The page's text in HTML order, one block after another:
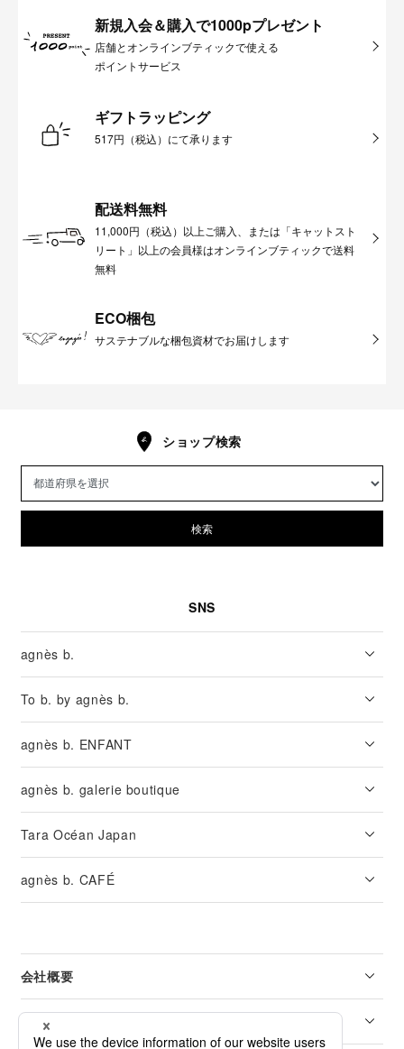
新規入会＆購入で1000pプレゼント
店舗とオンラインブティックで使える
ポイントサービス
ギフトラッピング
517円（税込）にて承ります
配送料無料
11,000円（税込）以上ご購入、または「キャットスト
リート」以上の会員様はオンラインブティックで送料
無料
ECO梱包
サステナブルな梱包資材でお届けします
ショップ検索
検索
SNS
agnès b.
To b. by agnès b.
agnès b. ENFANT
agnès b. galerie boutique
Tara Océan Japan
agnès b. CAFÉ
会社概要
リーガル